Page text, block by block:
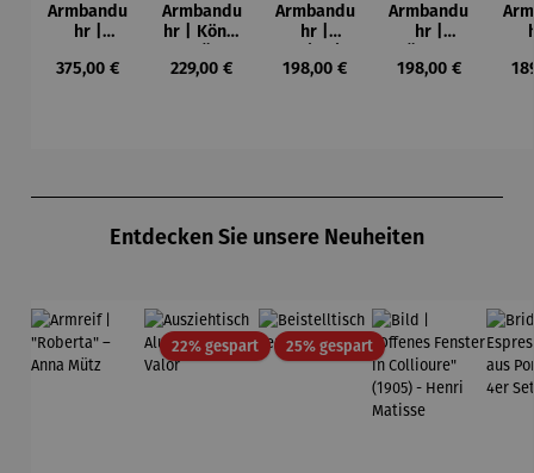
Armbandu
hr |
ph –
Regulärer Preis:
375,00 €
Armbandu
hr | König
-
Regulärer Preis:
229,00 €
Armbandu
hr |
einem
Regulärer Preis:
198,00 €
Armbandu
hr |
Mondrian
Regulärer Preis:
198,00 €
Entdecken Sie unsere Neuheiten
22% gespartRabatt25% gespartRabatt